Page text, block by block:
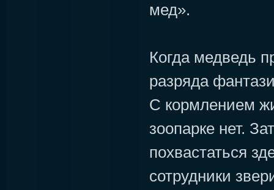
мед».
Когда медведь
разряда
С кормлением
зоопарке нет.
похвастаться
сотрудники